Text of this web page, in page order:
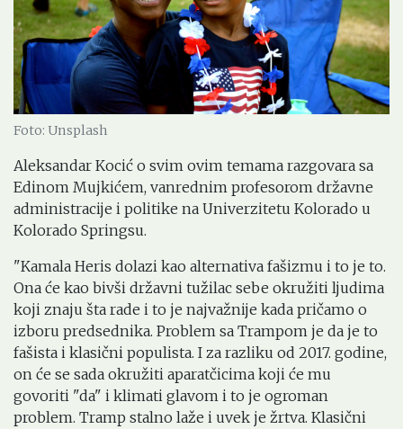
Foto: Unsplash
Aleksandar Kocić o svim ovim temama razgovara sa
Edinom Mujkićem, vanrednim profesorom državne
administracije i politike na Univerzitetu Kolorado u
Kolorado Springsu.
"Kamala Heris dolazi kao alternativa fašizmu i to je to.
Ona će kao bivši državni tužilac sebe okružiti ljudima
koji znaju šta rade i to je najvažnije kada pričamo o
izboru predsednika. Problem sa Trampom je da je to
fašista i klasični populista. I za razliku od 2017. godine,
on će se sada okružiti aparatčicima koji će mu
govoriti "da" i klimati glavom i to je ogroman
problem. Tramp stalno laže i uvek je žrtva. Klasični